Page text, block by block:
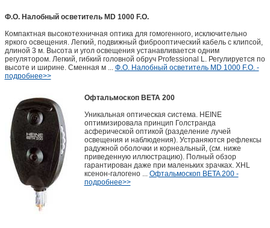
Ф.О. Налобный осветитель MD 1000 F.O.
Компактная высокотехничная оптика для гомогенного, исключительно
яркого освещения. Легкий, подвижный фиброоптический кабель с клипсой,
длиной 3 м. Высота и угол освещения устанавливается одним
регулятором. Легкий, гибкий головной обруч Professional L. Регулируется по
высоте и ширине. Сменная м ... Ф.О. Налобный осветитель MD 1000 F.O. -
подробнее>>
Офтальмоскоп BETA 200
Уникальная оптическая система. HEINE
оптимизировала принцип Голстранда
асферической оптикой (разделение лучей
освещения и наблюдения). Устраняются рефлексы
радужной оболочки и корнеальный, (см. ниже
приведенную иллюстрацию). Полный обзор
гарантирован даже при маленьких зрачках. XHL
ксенон-галогено ... Офтальмоскоп BETA 200 -
подробнее>>